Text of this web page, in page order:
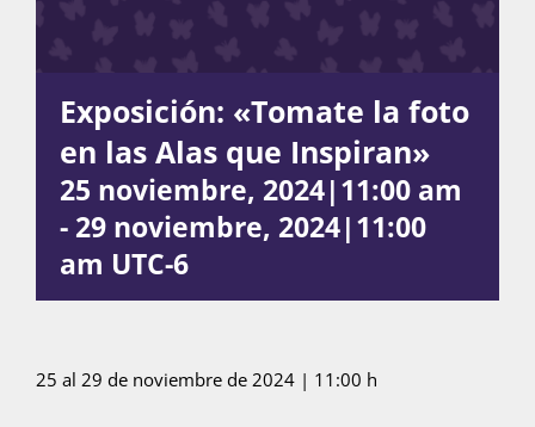
La Boletina
Recursos
Exposición: «Tomate la foto
en las Alas que Inspiran»
25 noviembre, 2024|11:00 am
- 29 noviembre, 2024|11:00
am UTC-6
25 al 29 de noviembre de 2024 | 11:00 h